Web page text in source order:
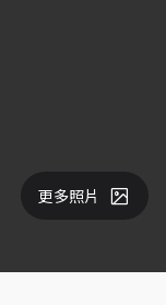
更多照片